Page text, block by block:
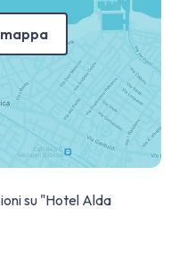
su "Hotel Alda